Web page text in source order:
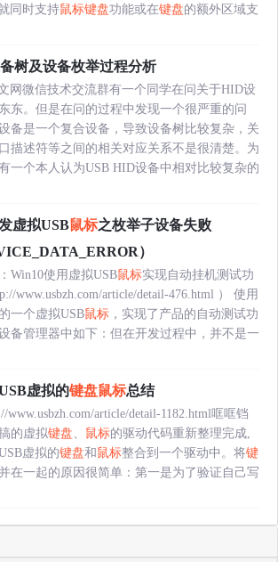
同时支持鼠标键盘功能或在键盘的额外区域支
树及设备枚举过程分析
网微信技术交流群有一个同学在问关于HID设
东。但是在问的过程中发现一个很严重的问
备是一个复合设备，导致设备树比较复杂，关
描述符等之间的相关对应关系不是很清楚。为
一个本人认为USB HID设备中相对比较复杂的
虚拟USB鼠标之枚举子设备失败
）
Win10使用虚拟USB鼠标实现自动挂机测试功
www.usbzh.com/article/detail-476.html ） 使用
一个虚拟USB鼠标 ，实现了产品的自动测试功
备管理器中如下：但在开发过程中，并不是一
虚拟的键盘鼠标总结
www.usbzh.com/article/detail-1182.html哐哐铛
的虚拟键盘 、 鼠标的驱动代码重新整理完成,
虚拟的键盘和 鼠标整合到一个驱动中。将键
在一起的原因很简单：第一是为了验证自己写